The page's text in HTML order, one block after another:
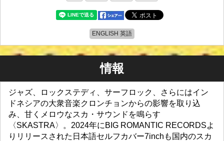
ENGLISH 英語
情報
ジャズ、ロックステディ、サーフロック、さらにはイン
ドネシアの大衆音楽クロンチョンからの影響を取り込
み、甘くメロウなスカ・サウンドを鳴らす
〈SKASTRA〉。2024年にBIG ROMANTIC RECORDSよ
りリリースされた日本語セルフカバー7inchも国内のスカ